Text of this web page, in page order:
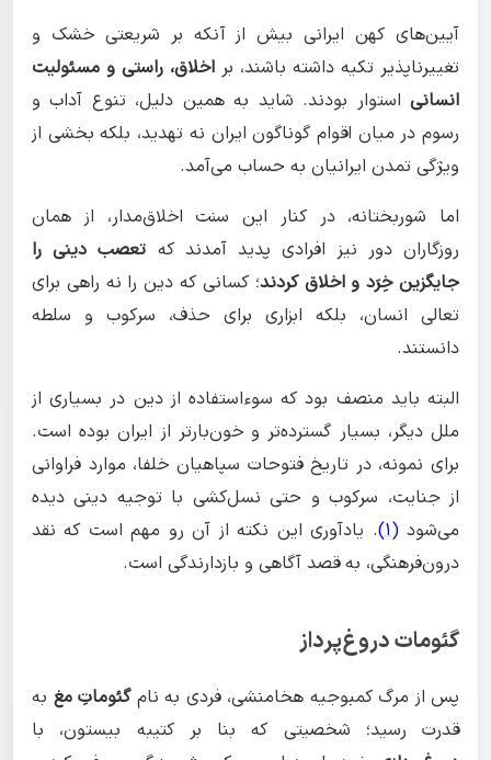
آیین‌های کهن ایرانی بیش از آنکه بر شریعتی خشک و
تغییرناپذیر تکیه داشته باشند، بر اخلاق، راستی و مسئولیت
انسانی استوار بودند. شاید به همین دلیل، تنوع آداب و
رسوم در میان اقوام گوناگون ایران نه تهدید، بلکه بخشی از
ویژگی تمدن ایرانیان به حساب می‌آمد.
اما شوربختانه، در کنار این سنت اخلاق‌مدار، از همان
روزگاران دور نیز افرادی پدید آمدند که تعصب دینی را
جایگزین خِرَد و اخلاق کردند؛ کسانی که دین را نه راهی برای
تعالی انسان، بلکه ابزاری برای حذف، سرکوب و سلطه
دانستند.
البته باید منصف بود که سوء‌استفاده از دین در بسیاری از
ملل دیگر، بسیار گسترده‌تر و خون‌بارتر از ایران بوده است.
برای نمونه، در تاریخ فتوحات سپاهیان خلفا، موارد فراوانی
از جنایت، سرکوب و حتی نسل‌کشی با توجیه دینی دیده
می‌شود(1) . یادآوری این نکته از آن رو مهم است که نقد
درون‌فرهنگی، به قصد آگاهی و بازدارندگی است.
گئومات دروغ‌پرداز
پس از مرگ کمبوجیه هخامنشی، فردی به نامگئوماتِ مغ به
قدرت رسید؛ شخصیتی که بنا بر کتیبه بیستون، با